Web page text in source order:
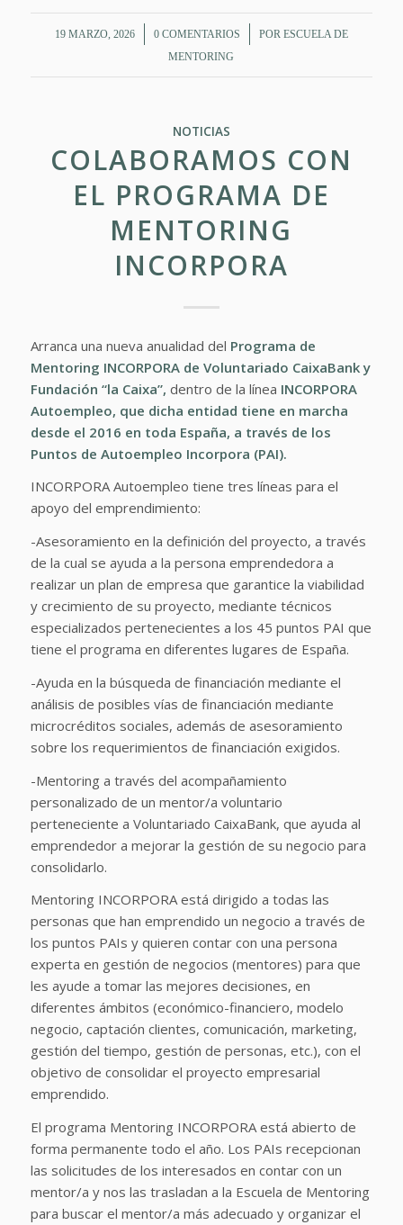
19 MARZO, 2026
/ 0 COMENTARIOS
/ POR ESCUELA DE
MENTORING
NOTICIAS
COLABORAMOS CON
EL PROGRAMA DE
MENTORING
INCORPORA
Arranca una nueva anualidad del Programa de
Mentoring INCORPORA de Voluntariado CaixaBanky
Fundación “la Caixa”, dentro de la línea INCORPORA
Autoempleo, que dicha entidad tiene en marcha
desde el 2016 en toda España, a través de los
Puntos de Autoempleo Incorpora (PAI).
INCORPORA Autoempleo tiene tres líneas para el
apoyo del emprendimiento:
-Asesoramiento en la definición del proyecto, a través
de la cual se ayuda a la persona emprendedora a
realizar un plan de empresa que garantice la viabilidad
y crecimiento de su proyecto, mediante técnicos
especializados pertenecientes a los 45 puntos PAI que
tiene el programa en diferentes lugares de España.
-Ayuda en la búsqueda de financiación mediante el
análisis de posibles vías de financiación mediante
microcréditos sociales, además de asesoramiento
sobre los requerimientos de financiación exigidos.
-Mentoring a través del acompañamiento
personalizado de un mentor/a voluntario
perteneciente a Voluntariado CaixaBank, que ayuda al
emprendedor a mejorar la gestión de su negocio para
consolidarlo.
Mentoring INCORPORA está dirigido a todas las
personas que han emprendido un negocio a través de
los puntos PAIs y quieren contar con una persona
experta en gestión de negocios (mentores) para que
les ayude a tomar las mejores decisiones, en
diferentes ámbitos (económico-financiero, modelo
negocio, captación clientes, comunicación, marketing,
gestión del tiempo, gestión de personas, etc.), con el
objetivo de consolidar el proyecto empresarial
emprendido.
El programa Mentoring INCORPORA está abierto de
forma permanente todo el año. Los PAIs recepcionan
las solicitudes de los interesados en contar con un
mentor/a y nos las trasladan a la Escuela de Mentoring
para buscar el mentor/a más adecuado y organizar el